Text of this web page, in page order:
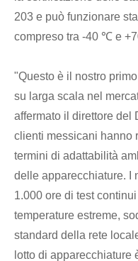
203 e può funzionare
compreso tra -40 ℃ e
"Questo è il nostro
su larga scala nel
affermato il direttore del
clienti messicani hanno
termini di adattabilità
delle apparecchiature. I
1.000 ore di test
temperature estreme,
standard della rete
lotto di apparecchiature